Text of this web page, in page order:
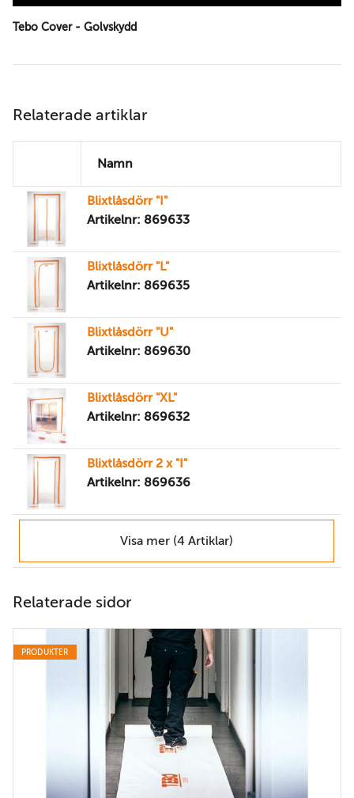
Tebo Cover - Golvskydd
Relaterade artiklar
Namn
Blixtlåsdörr "I"
Artikelnr: 869633
Blixtlåsdörr "L"
Artikelnr: 869635
Blixtlåsdörr "U"
Artikelnr: 869630
Blixtlåsdörr "XL"
Artikelnr: 869632
Blixtlåsdörr 2 x "I"
Artikelnr: 869636
Visa mer (4 Artiklar)
Relaterade sidor
PRODUKTER